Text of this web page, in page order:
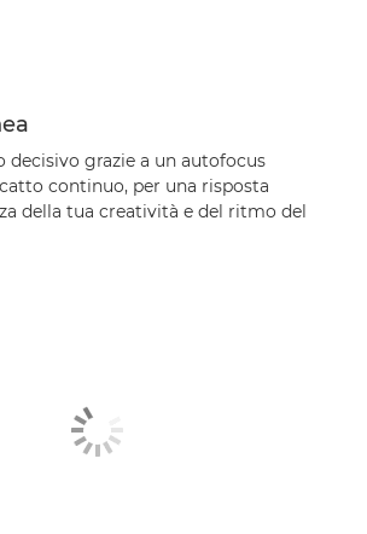
grazie a un autofocus
continuo, per una risposta
della tua creatività e del ritmo del